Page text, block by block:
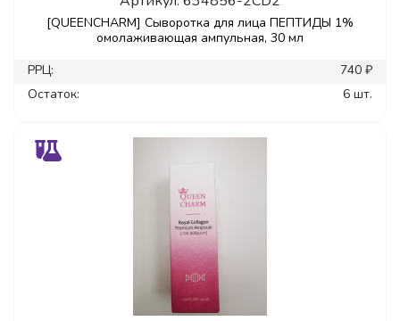
[QUEENCHARM] Сыворотка для лица ПЕПТИДЫ 1%
омолаживающая ампульная, 30 мл
РРЦ:
740 ₽
Остаток:
6 шт.